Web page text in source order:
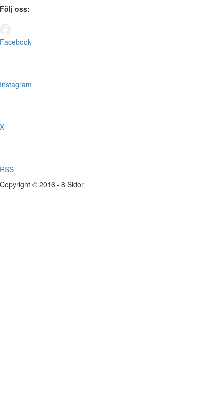
Följ oss:
Facebook
Instagram
X
RSS
Copyright © 2016 - 8 Sidor